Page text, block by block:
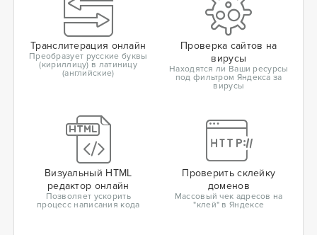
Транслитерация онлайн
Преобразует русские буквы
(кириллицу) в латиницу
(английские)
Проверка сайтов на
вирусы
Находятся ли Ваши ресурсы
под фильтром Яндекса за
вирусы
Визуальный HTML
редактор онлайн
Позволяет ускорить
процесс написания кода
Проверить склейку
доменов
Массовый чек адресов на
"клей" в Яндексе